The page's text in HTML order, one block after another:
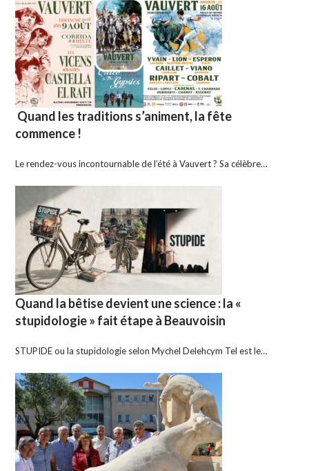
Quand les traditions s’animent, la fête
commence !
Le rendez-vous incontournable de l’été à Vauvert ? Sa célèbre…
Quand la bêtise devient une science : la «
stupidologie » fait étape à Beauvoisin
STUPIDE ou la stupidologie selon Mychel Delehcym Tel est le…